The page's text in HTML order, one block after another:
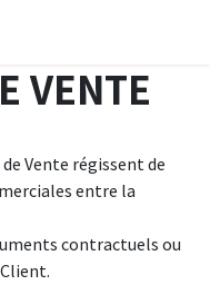
VENTE
Vente régissent de
entre la
contractuels ou